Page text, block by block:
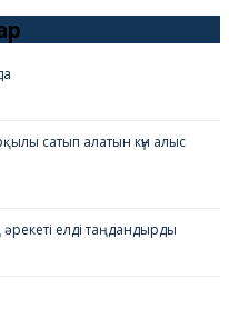
сатып алатын күн алыс
әрекеті елді таңдандырды